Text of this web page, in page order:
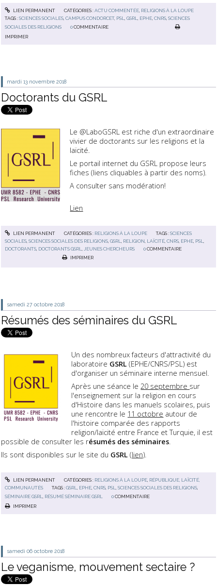
LIEN PERMANENT CATÉGORIES :ACTU COMMENTÉE, RELIGIONS À LA LOUPE
TAGS :SCIENCES SOCIALES ,CAMPUS CONDORCET, PSL ,GSRL EPHE ,CNRS ,SCIENCES
SOCIALES DES RELIGIONS
0 COMMENTAIRE
IMPRIMER
mardi 13 novembre 2018
Doctorants du GSRL
Le @LaboGSRL est riche d'un extraordinaire
vivier de doctorants sur les religions et la
laïcité.
Le portail internet du GSRL propose leurs
fiches (liens cliquables à partir des noms).
A consulter sans modération!
Lien
LIEN PERMANENT CATÉGORIES : RELIGIONS À LA LOUPE TAGS :SCIENCES
SOCIALES ,SCIENCES SOCIALES DES RELIGIONS ,GSRL RELIGION LAÏCITÉ ,CNRS EPHE PSL
DOCTORANTS DOCTORANTS GSRL JEUNES CHERCHEURS 0 COMMENTAIRE
IMPRIMER
samedi 27 octobre 2018
Résumés des séminaires du GSRL
Un des nombreux facteurs d'attractivité du
laboratoire GSRL (EPHE/CNRS/PSL) est
d'organiser un séminaire interne mensuel.
Après une séance le20 septembre sur
l'enseignement sur la religion en cours
d'Histoire dans les manuels scolaires, puis
une rencontre le 11 octobre autour de
l'histoire comparée des rapports
religion/laïcité entre France et Turquie, il est
possible de consulter les résumés des séminaires.
Ils sont disponibles sur le site du GSRL (lien).
LIEN PERMANENT CATÉGORIES : RELIGIONS À LA LOUPE, RÉPUBLIQUE, LAÏCITÉ,
COMMUNAUTÉS
TAGS :GSRL EPHE ,CNRS PSL ,SCIENCES SOCIALES DES RELIGIONS
SÉMINAIRE GSRL, RÉSUMÉ SÉMINAIRE GSRL 0 COMMENTAIRE
IMPRIMER
samedi 06 octobre 2018
Le veganisme, mouvement sectaire ?